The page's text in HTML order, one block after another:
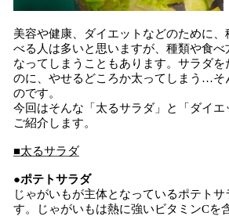
美容や健康、ダイエットなどのために
べる人は多いと思いますが、種類や食べ
なってしまうこともあります。サラダを
のに、やせるどころか太ってしまう…そ
のです。
今回はそんな「太るサラダ」と「ダイエ
ご紹介します。
■太るサラダ
●ポテトサラダ
じゃがいもが主体となっているポテト
す。じゃがいもは熱に強いビタミンCを